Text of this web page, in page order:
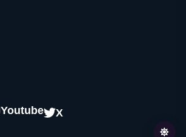
Youtube X